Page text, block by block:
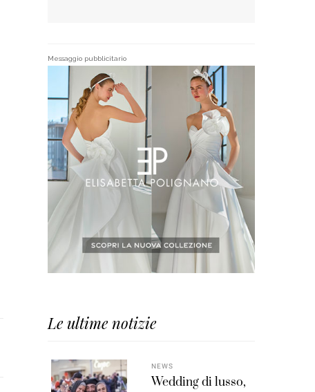
Messaggio pubblicitario
Le ultime notizie
NEWS
Wedding di lusso,